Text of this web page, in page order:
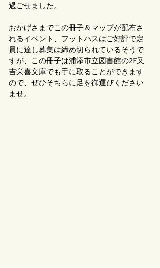
過ごせました。
おかげさまでこの冊子＆マップが配布さ
れるイベント、フットパスはご好評で定
員に達し募集は締め切られているそうで
すが、この冊子は浦添市立図書館の2F又
吉栄喜文庫でも手に取ることができます
ので、ぜひそちらに足を御運びください
ませ。